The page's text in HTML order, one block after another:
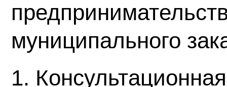
муниципального
1.